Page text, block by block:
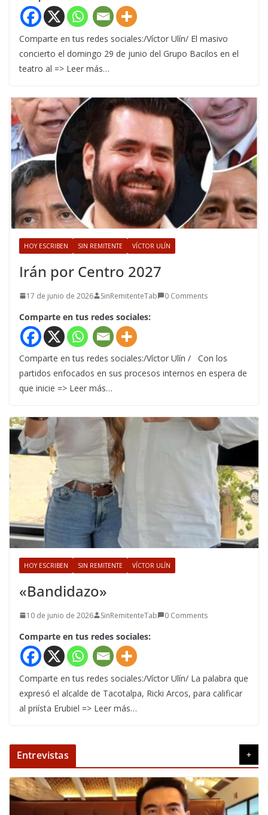
Comparte en tus redes sociales:/Víctor Ulín/ El masivo
concierto el domingo 29 de junio del Grupo Bacilos en el
teatro al => Leer más…
HOY ESCRIBEN SIN REMITENTE VÍCTOR ULÍN
Irán por Centro 2027
17 de junio de 2026 SinRemitenteTab 0 Comments
Comparte en tus redes sociales:
Comparte en tus redes sociales:/Víctor Ulín / Con los
partidos enfocados en sus procesos internos en espera de
que inicie => Leer más…
HOY ESCRIBEN SIN REMITENTE VÍCTOR ULÍN
«Bandidazo»
10 de junio de 2026 SinRemitenteTab 0 Comments
Comparte en tus redes sociales:
Comparte en tus redes sociales:/Víctor Ulín/ La palabra que
expresó el alcalde de Tacotalpa, Ricki Arcos, para calificar
al priísta Erubiel => Leer más…
Entrevistas +